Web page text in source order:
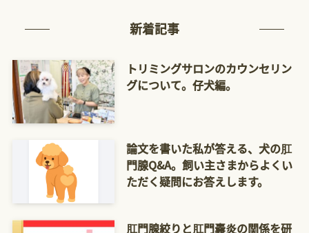
新着記事
トリミングサロンのカウンセリン
グについて。仔犬編。
論文を書いた私が答える、犬の肛
門腺Q&A。飼い主さまからよくい
ただく疑問にお答えします。
肛門腺絞りと肛門嚢炎の関係を研